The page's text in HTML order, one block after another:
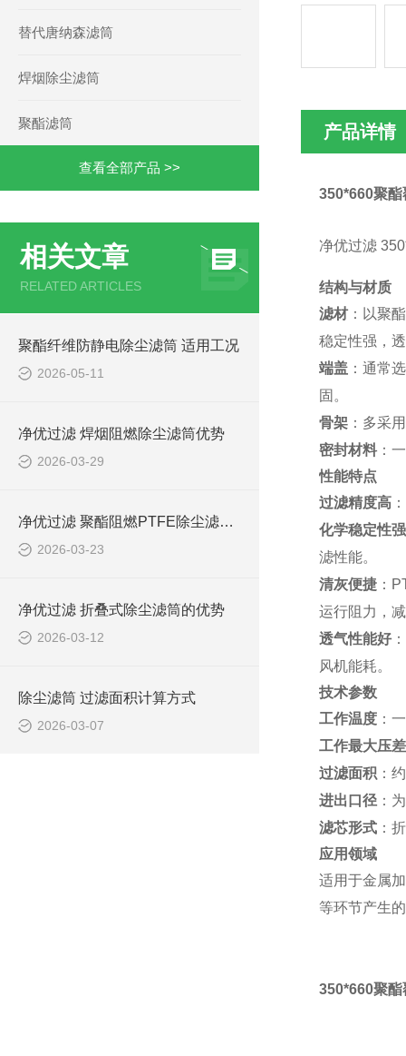
替代唐纳森滤筒
焊烟除尘滤筒
聚酯滤筒
查看全部产品 >>
相关文章
RELATED ARTICLES
聚酯纤维防静电除尘滤筒 适用工况
2026-05-11
净优过滤 焊烟阻燃除尘滤筒优势
2026-03-29
净优过滤 聚酯阻燃PTFE除尘滤筒优势
2026-03-23
净优过滤 折叠式除尘滤筒的优势
2026-03-12
除尘滤筒 过滤面积计算方式
2026-03-07
产品详情
350*660聚
净优过滤
结构与材质
滤材：以聚
稳定性强，
端盖：通常
固。
骨架：多采
密封材料：
性能特点
过滤精度高
化学稳定性强
滤性能。
清灰便捷：
运行阻力，
透气性能好
风机能耗。
技术参数
工作温度：
工作最大压差
过滤面积：
进出口径：
滤芯形式：
应用领域
适用于金属
等环节产生
350*660聚